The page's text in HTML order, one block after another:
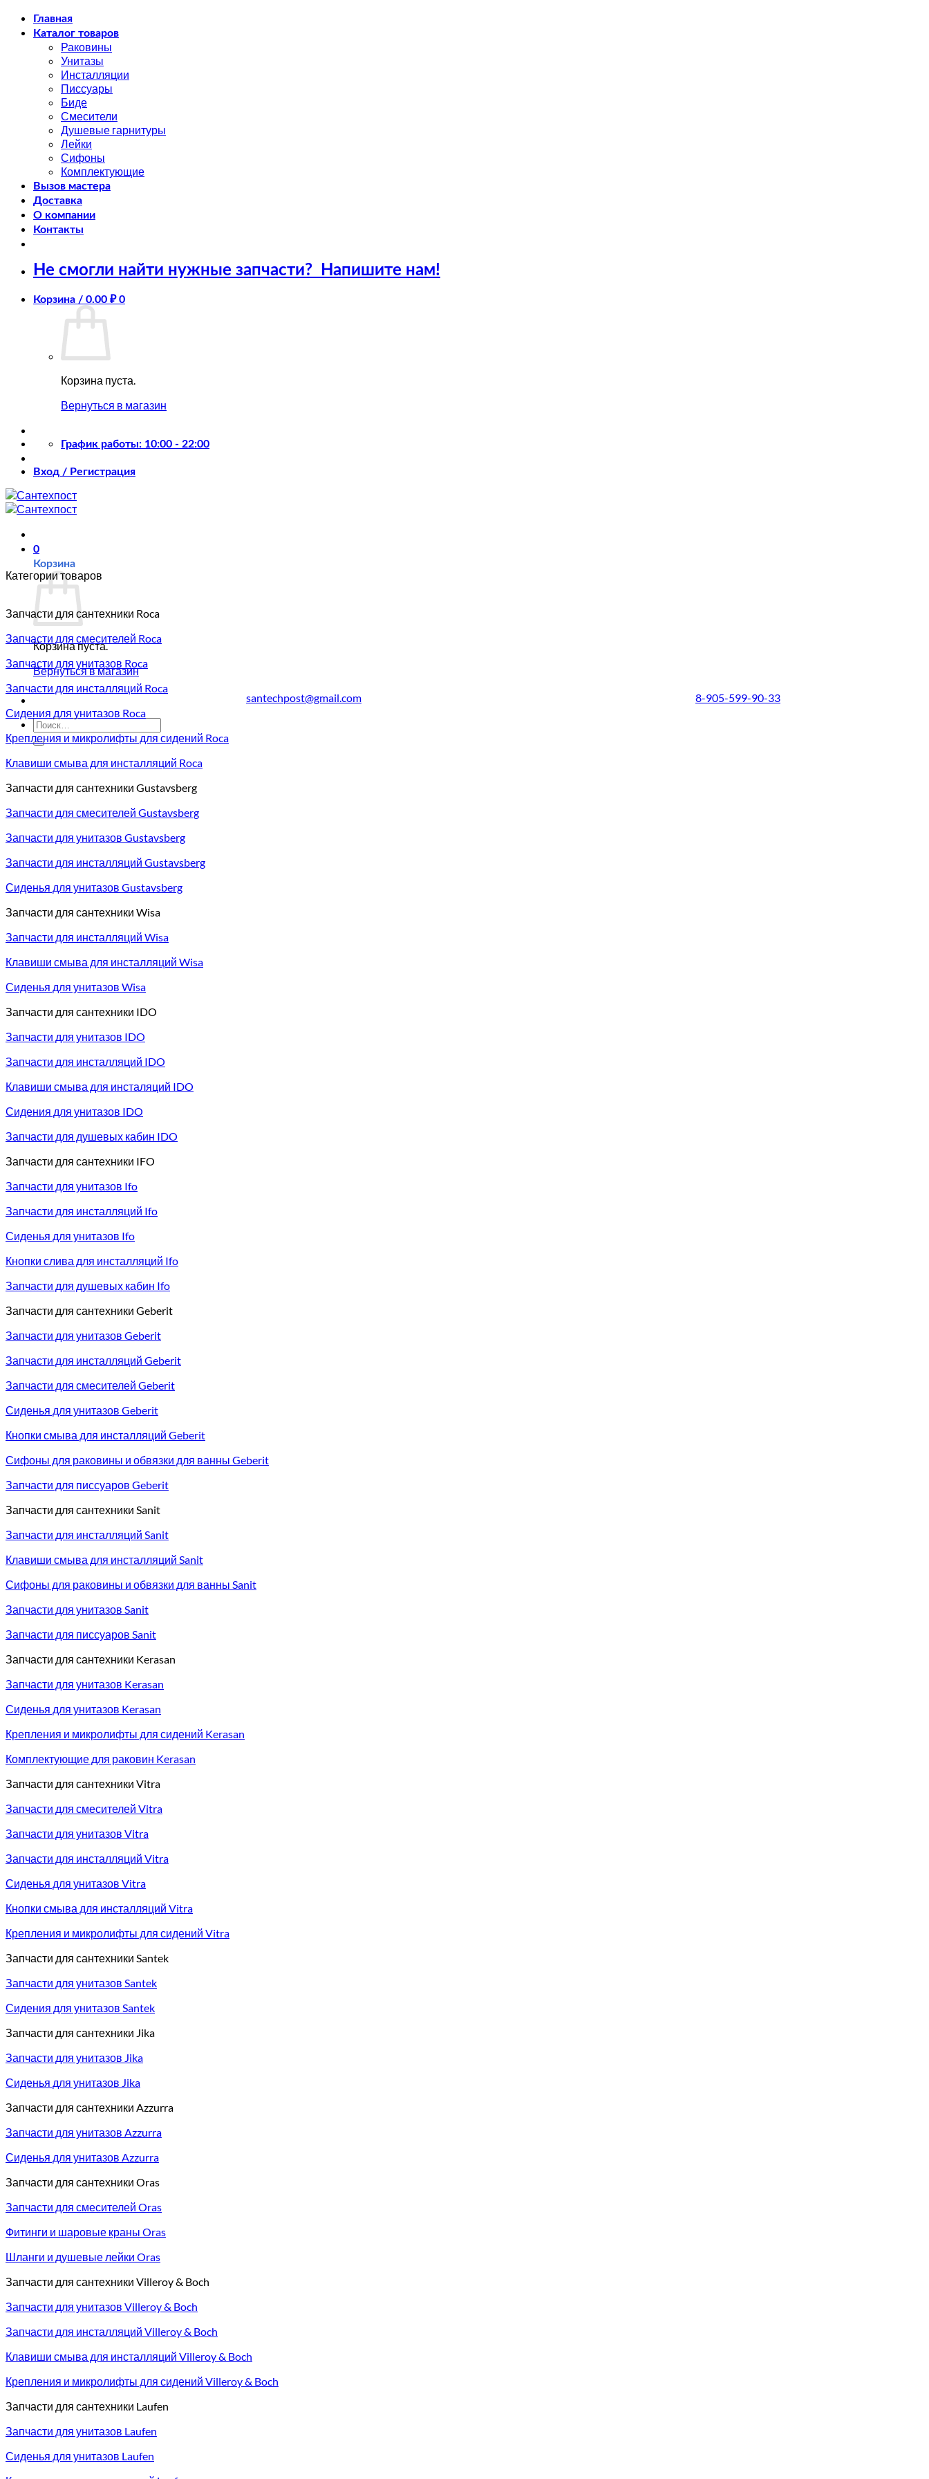
Skip
Главная
Каталог товаров
Раковины
Унитазы
Инсталляции
Писсуары
Биде
Смесители
Душевые гарнитуры
Лейки
Сифоны
Комплектующие
Вызов мастера
Доставка
О компании
Контакты
Не смогли найти нужные запчасти? Напишите нам!
Корзина / 0.00 ₽ 0
Корзина пуста.
Вернуться в магазин
График работы: 10:00 - 22:00
Вход / Регистрация
0
Корзина
Корзина пуста.
Вернуться в магазин
santechpost@gmail.com
8-905-599-90-33
Искать:
Категории товаров
Запчасти для сантехники Roca
Запчасти для смесителей Roca
Запчасти для унитазов Roca
Запчасти для инсталляций Roca
Сидения для унитазов Roca
Крепления и микролифты для сидений Roca
Клавиши смыва для инсталляций Roca
Запчасти для сантехники Gustavsberg
Запчасти для смесителей Gustavsberg
Запчасти для унитазов Gustavsberg
Запчасти для инсталляций Gustavsberg
Сиденья для унитазов Gustavsberg
Запчасти для сантехники Wisa
Запчасти для инсталляций Wisa
Клавиши смыва для инсталляций Wisa
Сиденья для унитазов Wisa
Запчасти для сантехники IDO
Запчасти для унитазов IDO
Запчасти для инсталляций IDO
Клавиши смыва для инсталяций IDO
Сидения для унитазов IDO
Запчасти для душевых кабин IDO
Запчасти для сантехники IFO
Запчасти для унитазов Ifo
Запчасти для инсталляций Ifo
Сиденья для унитазов Ifo
Кнопки слива для инсталляций Ifo
Запчасти для душевых кабин Ifo
Запчасти для сантехники Geberit
Запчасти для унитазов Geberit
Запчасти для инсталляций Geberit
Запчасти для смесителей Geberit
Сиденья для унитазов Geberit
Кнопки смыва для инсталляций Geberit
Сифоны для раковины и обвязки для ванны Geberit
Запчасти для писсуаров Geberit
Запчасти для сантехники Sanit
Запчасти для инсталляций Sanit
Клавиши смыва для инсталляций Sanit
Сифоны для раковины и обвязки для ванны Sanit
Запчасти для унитазов Sanit
Запчасти для писсуаров Sanit
Запчасти для сантехники Kerasan
Запчасти для унитазов Kerasan
Сиденья для унитазов Kerasan
Крепления и микролифты для сидений Kerasan
Комплектующие для раковин Kerasan
Запчасти для сантехники Vitra
Запчасти для смесителей Vitra
Запчасти для унитазов Vitra
Запчасти для инсталляций Vitra
Сиденья для унитазов Vitra
Кнопки смыва для инсталляций Vitra
Крепления и микролифты для сидений Vitra
Запчасти для сантехники Santek
Запчасти для унитазов Santek
Сидения для унитазов Santek
Запчасти для сантехники Jika
Запчасти для унитазов Jika
Сиденья для унитазов Jika
Запчасти для сантехники Azzurra
Запчасти для унитазов Azzurra
Сиденья для унитазов Azzurra
Запчасти для сантехники Oras
Запчасти для смесителей Oras
Фитинги и шаровые краны Oras
Шланги и душевые лейки Oras
Запчасти для сантехники Villeroy & Boch
Запчасти для унитазов Villeroy & Boch
Запчасти для инсталляций Villeroy & Boch
Клавиши смыва для инсталляций Villeroy & Boch
Крепления и микролифты для сидений Villeroy & Boch
Запчасти для сантехники Laufen
Запчасти для унитазов Laufen
Сиденья для унитазов Laufen